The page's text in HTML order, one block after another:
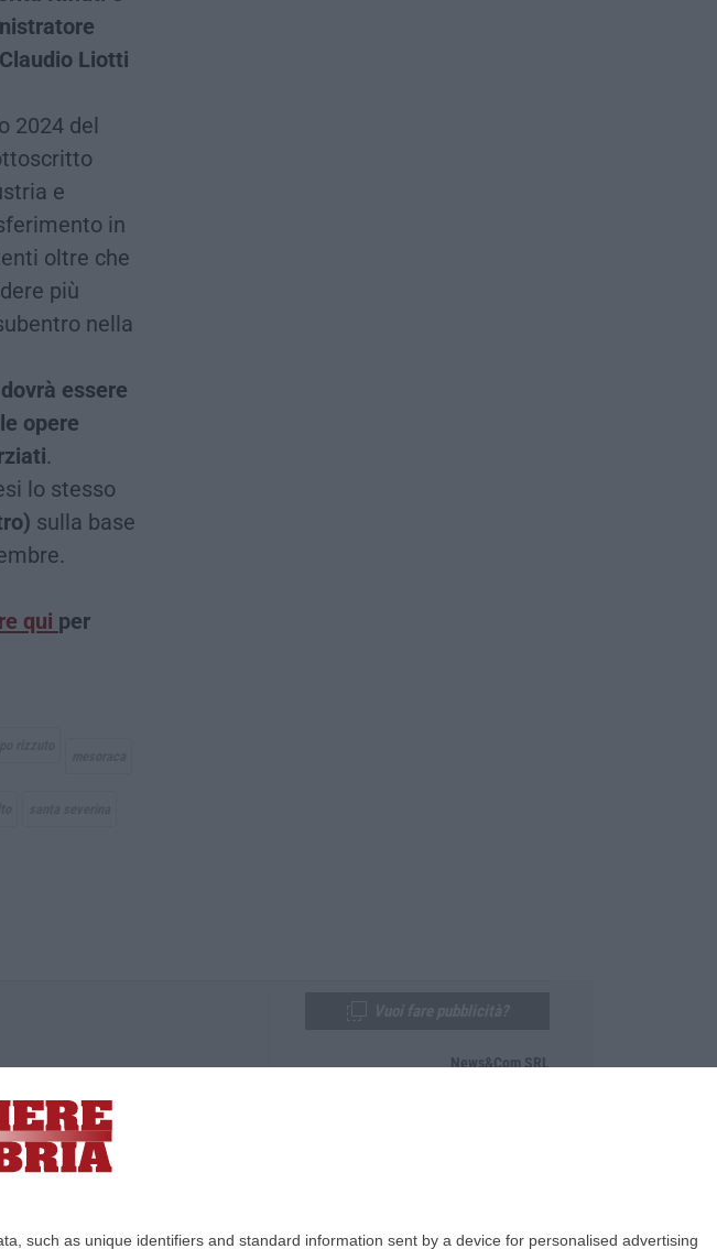
such as unique identifiers and standard information sent by a device for personalised advertising
Liotti
2024 del
e
in
oltre che
più
nella
essere
opere
.
lo stesso
sulla base
qui per
News&Com SRL